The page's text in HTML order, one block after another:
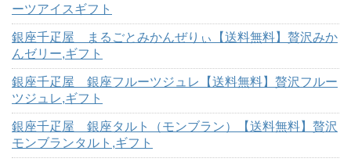
ーツアイスギフト
銀座千疋屋 まるごとみかんぜりぃ【送料無料】贅沢みか
んゼリー,ギフト
銀座千疋屋 銀座フルーツジュレ【送料無料】贅沢フルー
ツジュレ,ギフト
銀座千疋屋 銀座タルト（モンブラン）【送料無料】贅沢
モンブランタルト,ギフト